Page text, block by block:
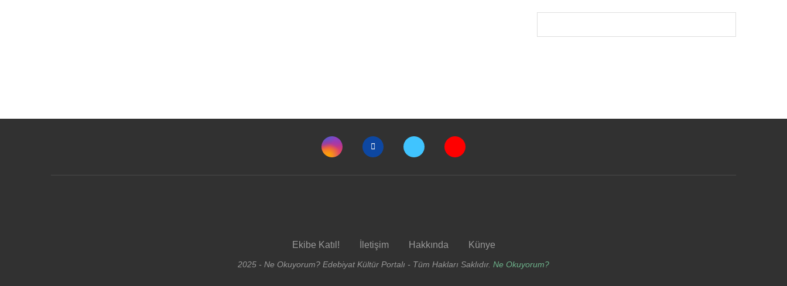
Ekibe Katıl! İletişim Hakkında Künye
2025 - Ne Okuyorum? Edebiyat Kültür Portalı - Tüm Hakları Saklıdır. Ne Okuyorum?